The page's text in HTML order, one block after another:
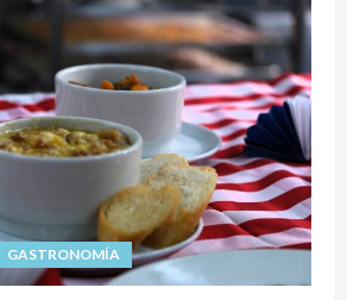
GASTRONOMÍA